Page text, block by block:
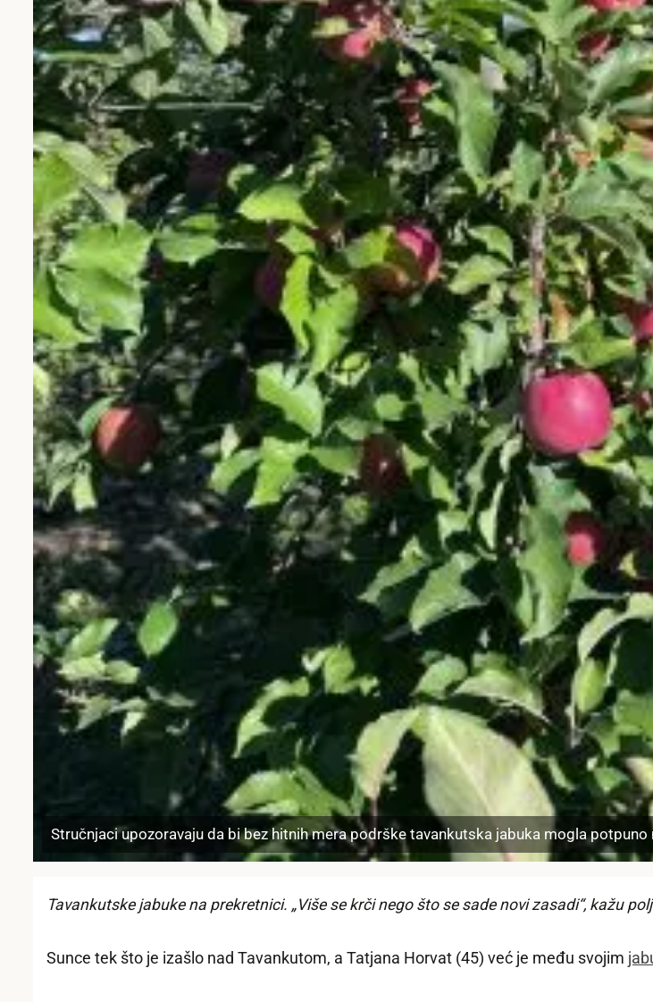
Stručnjaci upozoravaju da bi bez hitnih mera podrške tavankutska jabuka mogla potpuno
Tavankutske jabuke na prekretnici. „Više se krči nego što se sade novi zasadi“, kažu
Sunce tek što je izašlo nad Tavankutom, a Tatjana Horvat (45) već je među svojim